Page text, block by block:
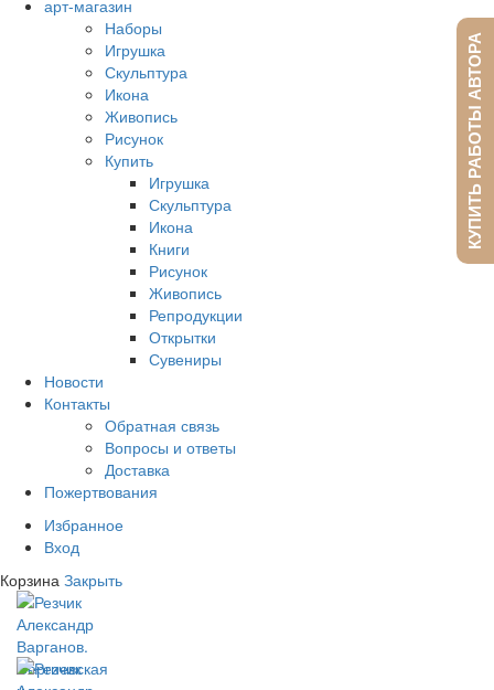
арт-магазин
Наборы
Игрушка
Скульптура
Икона
Живопись
Рисунок
Купить
Игрушка
Скульптура
Икона
Книги
Рисунок
Живопись
Репродукции
Открытки
Сувениры
Новости
Контакты
Обратная связь
Вопросы и ответы
Доставка
Пожертвования
Избранное
Вход
Корзина Закрыть
КУПИТЬ РАБОТЫ АВТОРА